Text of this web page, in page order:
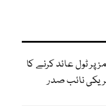
پر ٹول عائد کرنے کا
نائب صدر